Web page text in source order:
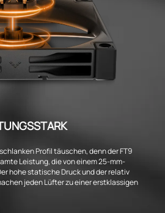
Profil täuschen, denn der FT9
Leistung, die von einem 25-mm-
hohe statische Druck und der relativ
jeden Lüfter zu einer erstklassigen